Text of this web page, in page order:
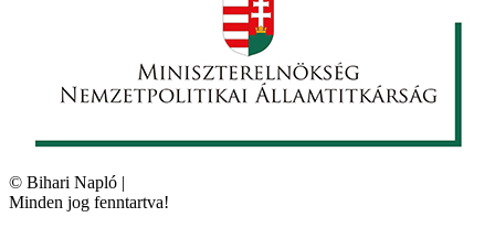
© Bihari Napló |
Minden jog fenntartva!